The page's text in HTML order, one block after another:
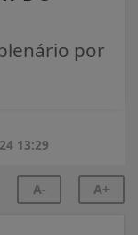
por
13:29
A- A+